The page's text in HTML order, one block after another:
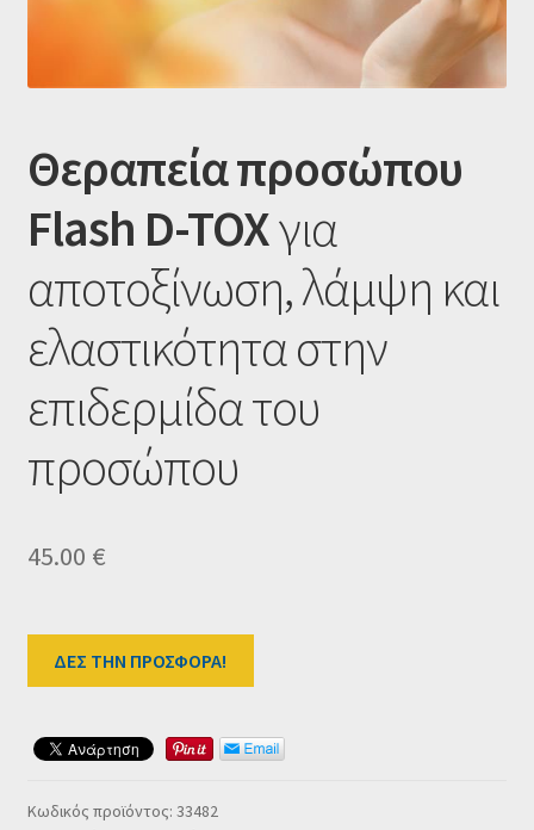
Θεραπεία προσώπου
Flash D-TOXγια
αποτοξίνωση, λάμψη και
ελαστικότητα στην
επιδερμίδα του
προσώπου
45.00 €
ΔΕΣ ΤΗΝ ΠΡΟΣΦΟΡΑ!
Κωδικός προϊόντος: 33482